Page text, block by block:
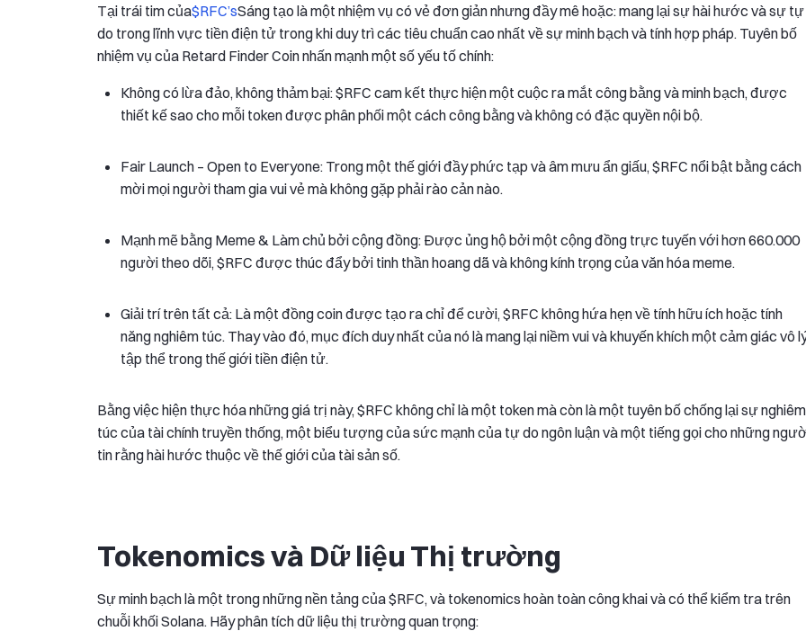
Tại trái tim của$RFC’sSáng tạo là một nhiệm vụ có vẻ đơn giản nhưng đầy mê hoặc: mang lại sự hài hước và sự tự
do trong lĩnh vực tiền điện tử trong khi duy trì các tiêu chuẩn cao nhất về sự minh bạch và tính hợp pháp. Tuyên bố
nhiệm vụ của Retard Finder Coin nhấn mạnh một số yếu tố chính:
Không có lừa đảo, không thảm bại: $RFC cam kết thực hiện một cuộc ra mắt công bằng và minh bạch, được
thiết kế sao cho mỗi token được phân phối một cách công bằng và không có đặc quyền nội bộ.
Fair Launch – Open to Everyone: Trong một thế giới đầy phức tạp và âm mưu ẩn giấu, $RFC nổi bật bằng cách
mời mọi người tham gia vui vẻ mà không gặp phải rào cản nào.
Mạnh mẽ bằng Meme & Làm chủ bởi cộng đồng: Được ủng hộ bởi một cộng đồng trực tuyến với hơn 660.000
người theo dõi, $RFC được thúc đẩy bởi tinh thần hoang dã và không kính trọng của văn hóa meme.
Giải trí trên tất cả: Là một đồng coin được tạo ra chỉ để cười, $RFC không hứa hẹn về tính hữu ích hoặc tính
năng nghiêm túc. Thay vào đó, mục đích duy nhất của nó là mang lại niềm vui và khuyến khích một cảm giác vô
tập thể trong thế giới tiền điện tử.
Bằng việc hiện thực hóa những giá trị này, $RFC không chỉ là một token mà còn là một tuyên bố chống lại sự nghiêm
túc của tài chính truyền thống, một biểu tượng của sức mạnh của tự do ngôn luận và một tiếng gọi cho những
tin rằng hài hước thuộc về thế giới của tài sản số.
Tokenomics và Dữ liệu Thị trường
Sự minh bạch là một trong những nền tảng của $RFC, và tokenomics hoàn toàn công khai và có thể kiểm tra trên
chuỗi khối Solana. Hãy phân tích dữ liệu thị trường quan trọng: